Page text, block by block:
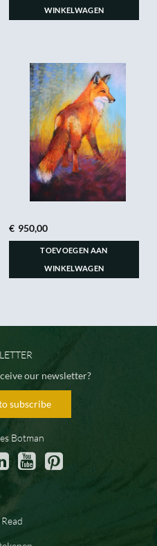
WINKELWAGEN
€ 950,00
TOEVOEGEN AAN
WINKELWAGEN
our newsletter?
subscribe
Botman